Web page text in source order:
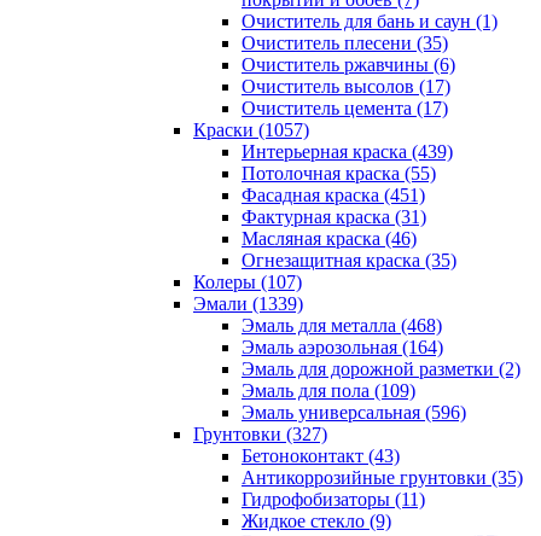
Очиститель для бань и саун (1)
Очиститель плесени (35)
Очиститель ржавчины (6)
Очиститель высолов (17)
Очиститель цемента (17)
Краски (1057)
Интерьерная краска (439)
Потолочная краска (55)
Фасадная краска (451)
Фактурная краска (31)
Масляная краска (46)
Огнезащитная краска (35)
Колеры (107)
Эмали (1339)
Эмаль для металла (468)
Эмаль аэрозольная (164)
Эмаль для дорожной разметки (2)
Эмаль для пола (109)
Эмаль универсальная (596)
Грунтовки (327)
Бетоноконтакт (43)
Антикоррозийные грунтовки (35)
Гидрофобизаторы (11)
Жидкое стекло (9)